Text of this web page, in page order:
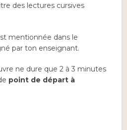
des lectures cursives
mentionnée dans le
par ton enseignant.
ne dure que 2 à 3 minutes
point de départ à